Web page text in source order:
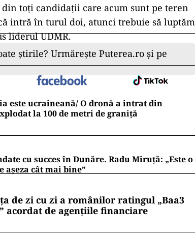
toţi candidaţii care acum sunt pe teren
intră în turul doi, atunci trebuie să luptăm
liderul UDMR.
știrile? Urmărește Puterea.ro și pe
este ucraineană/ O dronă a intrat din
la 100 de metri de graniţă
cu succes în Dunăre. Radu Miruță: „Este o
așeza cât mai bine”
de zi cu zi a românilor ratingul „Baa3
acordat de agențiile financiare